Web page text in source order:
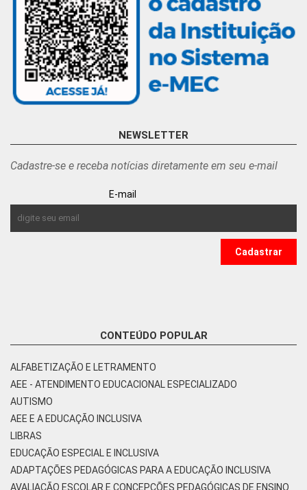
NEWSLETTER
Cadastre-se e receba notícias diretamente em seu e-mail
E-mail
CONTEÚDO POPULAR
ALFABETIZAÇÃO E LETRAMENTO
AEE - ATENDIMENTO EDUCACIONAL ESPECIALIZADO
AUTISMO
AEE E A EDUCAÇÃO INCLUSIVA
LIBRAS
EDUCAÇÃO ESPECIAL E INCLUSIVA
ADAPTAÇÕES PEDAGÓGICAS PARA A EDUCAÇÃO INCLUSIVA
AVALIAÇÃO ESCOLAR E CONCEPÇÕES PEDAGÓGICAS DE ENSINO